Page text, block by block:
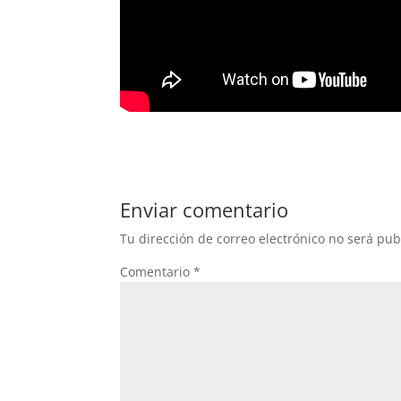
Enviar comentario
Tu dirección de correo electrónico no será
Comentario*